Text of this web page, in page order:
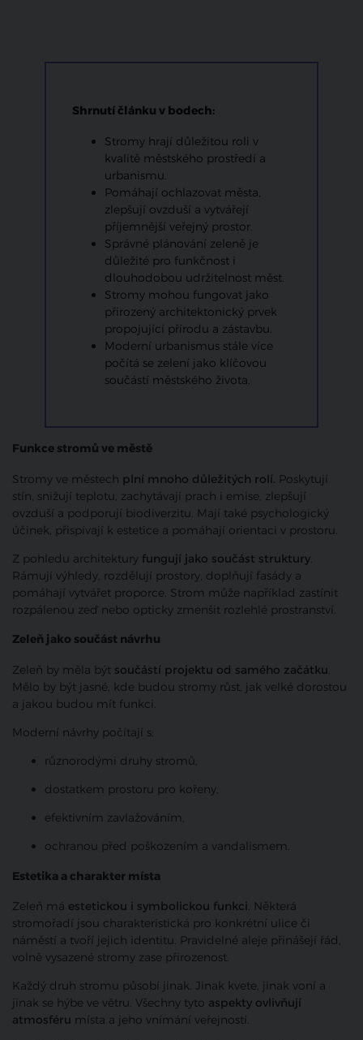
Shrnutí článku v bodech:
Stromy hrají důležitou roli v
kvalitě městského prostředí a
urbanismu.
Pomáhají ochlazovat města,
zlepšují ovzduší a vytvářejí
příjemnější veřejný prostor.
Správné plánování zeleně je
důležité pro funkčnost i
dlouhodobou udržitelnost měst.
Stromy mohou fungovat jako
přirozený architektonický prvek
propojující přírodu a zástavbu.
Moderní urbanismus stále více
počítá se zelení jako klíčovou
součástí městského života.
Funkce stromů ve městě
Stromy ve městech plní mnoho důležitých rolí. Poskytují
stín, snižují teplotu, zachytávají prach i emise, zlepšují
ovzduší a podporují biodiverzitu. Mají také psychologický
účinek, přispívají k estetice a pomáhají orientaci v prostoru.
Z pohledu architektury fungují jako součást struktury.
Rámují výhledy, rozdělují prostory, doplňují fasády a
pomáhají vytvářet proporce. Strom může například zastínit
rozpálenou zeď nebo opticky zmenšit rozlehlé prostranství.
Zeleň jako součást návrhu
Zeleň by měla být součástí projektu od samého začátku.
Mělo by být jasné, kde budou stromy růst, jak velké dorostou
a jakou budou mít funkci.
Moderní návrhy počítají s:
různorodými druhy stromů,
dostatkem prostoru pro kořeny,
efektivním zavlažováním,
ochranou před poškozením a vandalismem.
Estetika a charakter místa
Zeleň má estetickou i symbolickou funkci. Některá
stromořadí jsou charakteristická pro konkrétní ulice či
náměstí a tvoří jejich identitu. Pravidelné aleje přinášejí řád,
volně vysazené stromy zase přirozenost.
Každý druh stromu působí jinak. Jinak kvete, jinak voní a
jinak se hýbe ve větru. Všechny tyto aspekty ovlivňují
atmosféru místa a jeho vnímání veřejností.